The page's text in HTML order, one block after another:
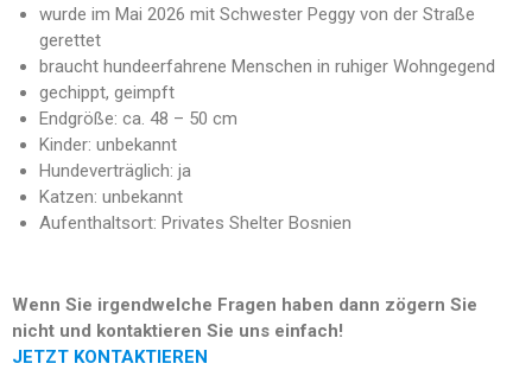
wurde im Mai 2026 mit Schwester Peggy von der Straße
gerettet
braucht hundeerfahrene Menschen in ruhiger Wohngegend
gechippt, geimpft
Endgröße: ca. 48 – 50 cm
Kinder: unbekannt
Hundeverträglich: ja
Katzen: unbekannt
Aufenthaltsort: Privates Shelter Bosnien
Wenn Sie irgendwelche Fragen haben dann zögern Sie
nicht und kontaktieren Sie uns einfach!
JETZT KONTAKTIEREN